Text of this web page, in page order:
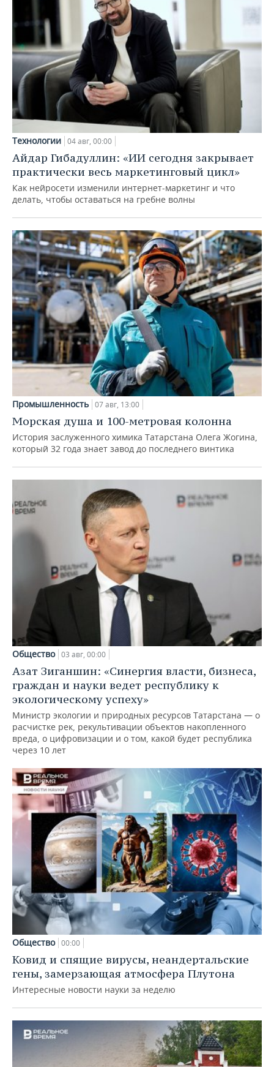
Технологии 04 авг, 00:00
Айдар Гибадуллин: «ИИ сегодня закрывает
практически весь маркетинговый цикл»
Как нейросети изменили интернет-маркетинг и что
делать, чтобы оставаться на гребне волны
Промышленность 07 авг, 13:00
Морская душа и 100-метровая колонна
История заслуженного химика Татарстана Олега Жогина,
который 32 года знает завод до последнего винтика
Общество 03 авг, 00:00
Азат Зиганшин: «Синергия власти, бизнеса,
граждан и науки ведет республику к
экологическому успеху»
Министр экологии и природных ресурсов Татарстана — о
расчистке рек, рекультивации объектов накопленного
вреда, о цифровизации и о том, какой будет республика
через 10 лет
Общество 00:00
Ковид и спящие вирусы, неандертальские
гены, замерзающая атмосфера Плутона
Интересные новости науки за неделю